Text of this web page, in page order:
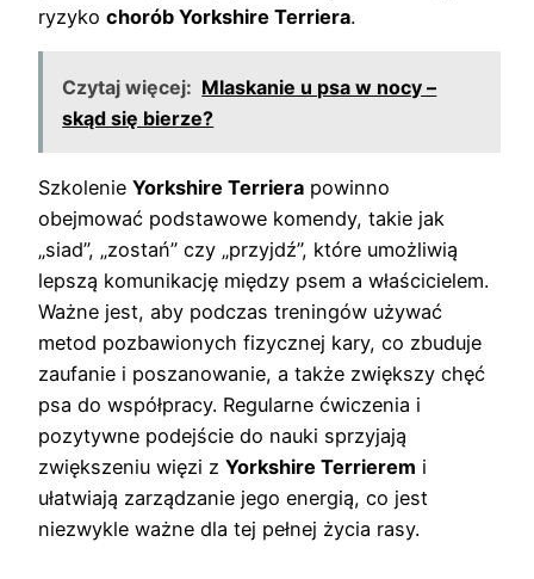
ryzyko chorób Yorkshire Terriera.
Czytaj więcej: Mlaskanie u psa w nocy –
skąd się bierze?
Szkolenie Yorkshire Terriera powinno
obejmować podstawowe komendy, takie jak
„siad”, „zostań” czy „przyjdź”, które umożliwią
lepszą komunikację między psem a właścicielem.
Ważne jest, aby podczas treningów używać
metod pozbawionych fizycznej kary, co zbuduje
zaufanie i poszanowanie, a także zwiększy chęć
psa do współpracy. Regularne ćwiczenia i
pozytywne podejście do nauki sprzyjają
zwiększeniu więzi z Yorkshire Terrierem i
ułatwiają zarządzanie jego energią, co jest
niezwykle ważne dla tej pełnej życia rasy.